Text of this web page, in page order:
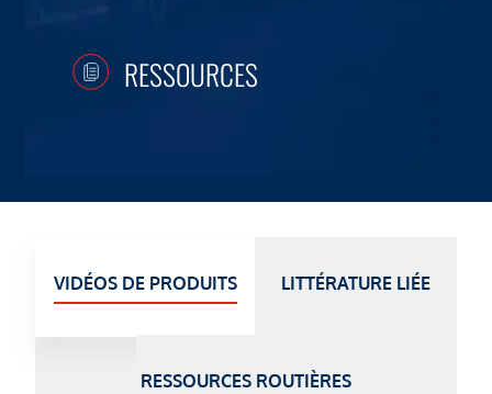
RESSOURCES
VIDÉOS DE PRODUITS LITTÉRATURE LIÉE
RESSOURCES ROUTIÈRES